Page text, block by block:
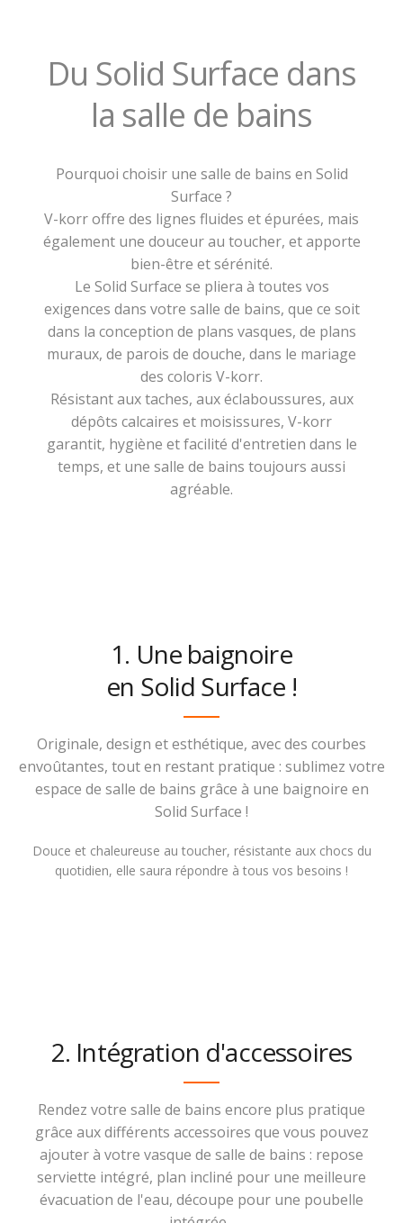
Du Solid Surface dans
la salle de bains
Pourquoi choisir une salle de bains en Solid
Surface ?
V-korr offre des lignes fluides et épurées, mais
également une douceur au toucher, et apporte
bien-être et sérénité.
Le Solid Surface se pliera à toutes vos
exigences dans votre salle de bains, que ce soit
dans la conception de plans vasques, de plans
muraux, de parois de douche, dans le mariage
des coloris V-korr.
Résistant aux taches, aux éclaboussures, aux
dépôts calcaires et moisissures, V-korr
garantit, hygiène et facilité d'entretien dans le
temps, et une salle de bains toujours aussi
agréable.
1. Une baignoire
en Solid Surface !
Originale, design et esthétique, avec des courbes
envoûtantes, tout en restant pratique : sublimez votre
espace de salle de bains grâce à une baignoire en
Solid Surface !
Douce et chaleureuse au toucher, résistante aux chocs du
quotidien, elle saura répondre à tous vos besoins !
2. Intégration d'accessoires
Rendez votre salle de bains encore plus pratique
grâce aux différents accessoires que vous pouvez
ajouter à votre vasque de salle de bains : repose
serviette intégré, plan incliné pour une meilleure
évacuation de l'eau, découpe pour une poubelle